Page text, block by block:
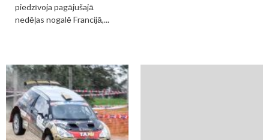
piedzīvoja pagājušajā
nedēļas nogalē Francijā,...